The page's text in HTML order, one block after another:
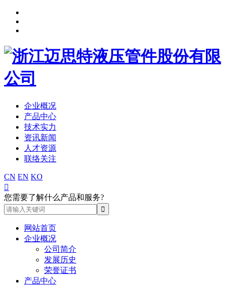
企业概况
产品中心
技术实力
资讯新闻
人才资源
联络关注
CN EN KO

您需要了解什么产品和服务?
网站首页
企业概况
公司简介
发展历史
荣誉证书
产品中心